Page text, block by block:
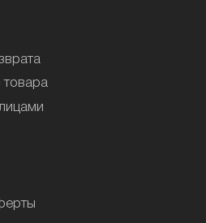
товара